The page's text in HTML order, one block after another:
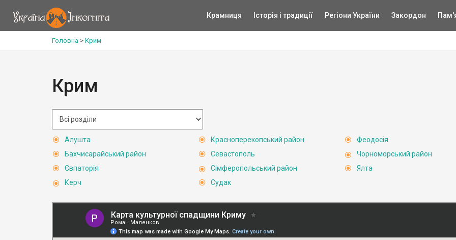
Крамниця Історія і традиції Регіони України Закордон
Головна > Крим
Крим
Алушта
Бахчисарайський район
Євпаторія
Керч
Красноперекопський район
Севастополь
Сімферопольський район
Судак
Феодосія
Чорноморський район
Ялта